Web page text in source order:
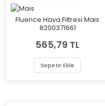
Fluence Hava Filtresi Mais
8200371661
565,79 TL
Sepete Ekle